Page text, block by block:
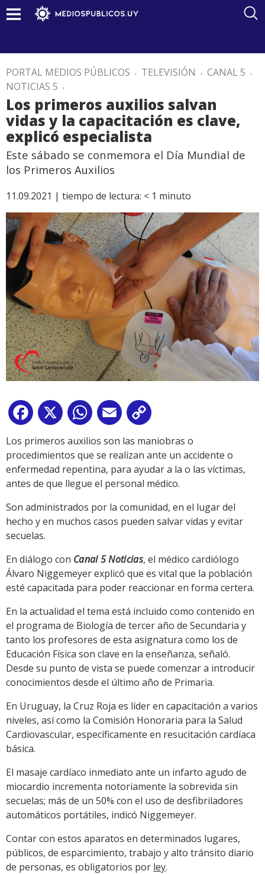
PORTAL MEDIOS PÚBLICOS . TELEVISIÓN . CANAL 5 .
NOTICIAS 5 .
Los primeros auxilios salvan
vidas y la capacitación es clave,
explicó especialista
Este sábado se conmemora el Día Mundial de
los Primeros Auxilios
11.09.2021 | tiempo de lectura: < 1 minuto
Facebook
X WhatsApp
Email
Link
Los primeros auxilios son las maniobras o
procedimientos que se realizan ante un accidente o
enfermedad repentina, para ayudar a la o las víctimas,
antes de que llegue el personal médico.
Son administrados por la comunidad, en el lugar del
hecho y en muchos casos pueden salvar vidas y evitar
secuelas.
En diálogo con Canal 5 Noticias, el médico cardiólogo
Álvaro Niggemeyer explicó que es vital que la población
esté capacitada para poder reaccionar en forma certera.
En la actualidad el tema está incluido como contenido en
el programa de Biología de tercer año de Secundaria y
tanto los profesores de esta asignatura como los de
Educación Física son clave en la enseñanza, señaló.
Desde su punto de vista se puede comenzar a introducir
conocimientos desde el último año de Primaria.
En Uruguay, la Cruz Roja es líder en capacitación a varios
niveles, así como la Comisión Honoraria para la Salud
Cardiovascular, específicamente en resucitación cardíaca
básica.
El masaje cardíaco inmediato ante un infarto agudo de
miocardio incrementa notoriamente la sobrevida sin
secuelas; más de un 50% con el uso de desfibriladores
automáticos portátiles, indicó Niggemeyer.
Contar con estos aparatos en determinados lugares,
públicos, de esparcimiento, trabajo y alto tránsito diario
de personas, es obligatorios por ley.